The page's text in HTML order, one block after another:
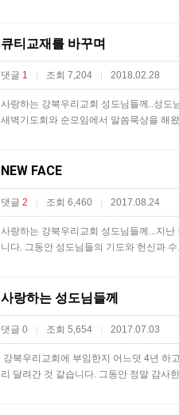
큐티교재를 바꾸며
댓글 1 | 조회 7,204 | 2018.02.28
사랑하는 강북우리교회 성도님들께..​​성도
새벽기도회와 순모임에서 말씀묵상을 해
NEW FACE
댓글 2 | 조회 6,460 | 2017.08.24
사랑하는 강북우리교회 성도님들께...지
니다. 그동안 성도님들의 기도와 헌신과
사랑하는 성도님들께
댓글 0 | 조회 5,654 | 2017.07.03
강북우리교회에 부임한지 어느덧 4년 하
리 달려간 것 같습니다. 그동안 정말 감사